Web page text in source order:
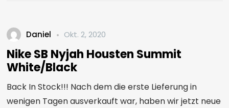
Daniel Okt. 2, 2020
Nike SB Nyjah Housten Summit
White/Black
Back In Stock!!! Nach dem die erste Lieferung in
wenigen Tagen ausverkauft war, haben wir jetzt neue